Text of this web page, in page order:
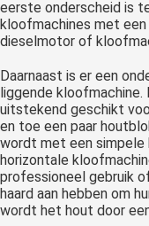
eerste onderscheid is
kloofmachines met
dieselmotor of
Daarnaast is er een
liggende
uitstekend geschikt
en toe een paar
wordt met een simpele
horizontale
professioneel gebruik
haard aan hebben om
wordt het hout door